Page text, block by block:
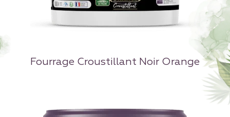
Fourrage Croustillant Noir Orange